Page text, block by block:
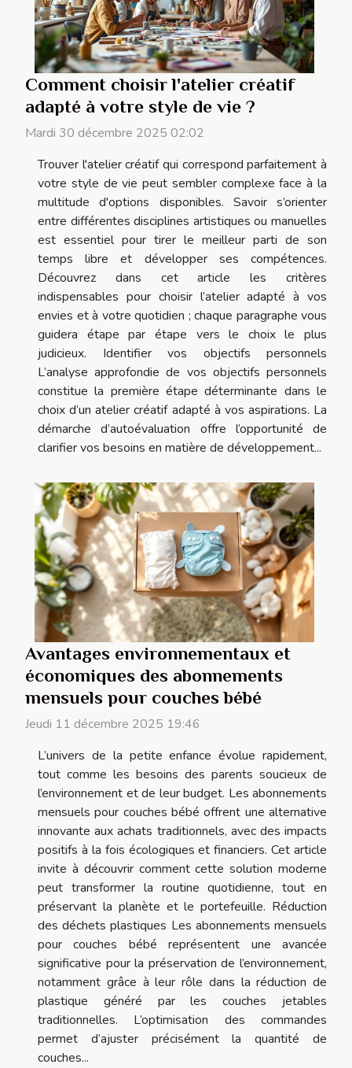
Comment choisir l'atelier créatif
adapté à votre style de vie ?
Mardi 30 décembre 2025 02:02
Trouver l'atelier créatif qui correspond parfaitement à
votre style de vie peut sembler complexe face à la
multitude d'options disponibles. Savoir s’orienter
entre différentes disciplines artistiques ou manuelles
est essentiel pour tirer le meilleur parti de son
temps libre et développer ses compétences.
Découvrez dans cet article les critères
indispensables pour choisir l’atelier adapté à vos
envies et à votre quotidien ; chaque paragraphe vous
guidera étape par étape vers le choix le plus
judicieux. Identifier vos objectifs personnels
L’analyse approfondie de vos objectifs personnels
constitue la première étape déterminante dans le
choix d’un atelier créatif adapté à vos aspirations. La
démarche d’autoévaluation offre l’opportunité de
clarifier vos besoins en matière de développement...
Avantages environnementaux et
économiques des abonnements
mensuels pour couches bébé
Jeudi 11 décembre 2025 19:46
L’univers de la petite enfance évolue rapidement,
tout comme les besoins des parents soucieux de
l’environnement et de leur budget. Les abonnements
mensuels pour couches bébé offrent une alternative
innovante aux achats traditionnels, avec des impacts
positifs à la fois écologiques et financiers. Cet article
invite à découvrir comment cette solution moderne
peut transformer la routine quotidienne, tout en
préservant la planète et le portefeuille. Réduction
des déchets plastiques Les abonnements mensuels
pour couches bébé représentent une avancée
significative pour la préservation de l’environnement,
notamment grâce à leur rôle dans la réduction de
plastique généré par les couches jetables
traditionnelles. L’optimisation des commandes
permet d’ajuster précisément la quantité de
couches...